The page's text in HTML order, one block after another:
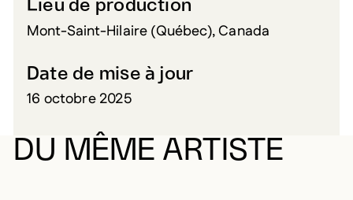
Lieu de production
Mont-Saint-Hilaire (Québec), Canada
Date de mise à jour
16 octobre 2025
DU MÊME ARTISTE